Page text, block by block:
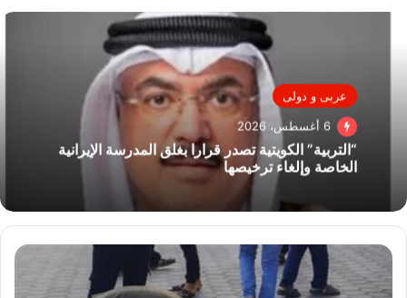
عربى و دولى
6 أغسطس، 2026
“التربية” الكويتية تصدر قرارا بغلق المدرسة الإيرانية
الخاصة وإلغاء ترخيصها
استشهاد
13
فلسطينيا